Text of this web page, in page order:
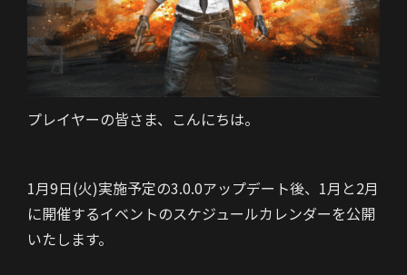
プレイヤーの皆さま、こんにちは。
1月9日(火)実施予定の3.0.0アップデート後、1月と2月
に開催するイベントのスケジュールカレンダーを公開
いたします。